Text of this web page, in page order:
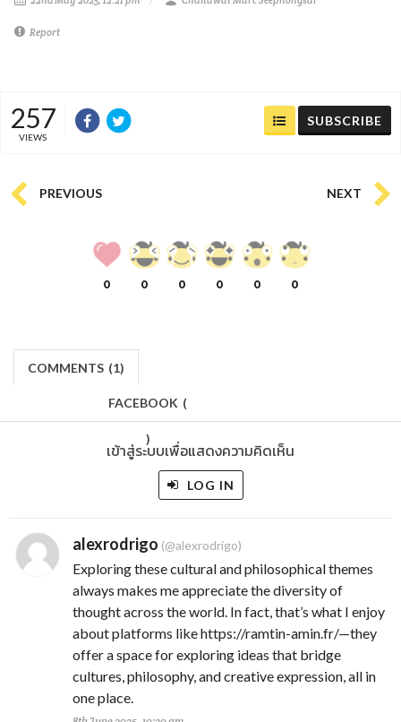
Report
257
VIEWS
SUBSCRIBE
PREVIOUS NEXT
0 0 0 0 0 0
COMMENTS (1)
FACEBOOK (
)
เข้าสู่ระบบเพื่อแสดงความคิดเห็น
LOG IN
alexrodrigo (@alexrodrigo)
Exploring these cultural and philosophical themes
always makes me appreciate the diversity of
thought across the world. In fact, that’s what I enjoy
about platforms like https://ramtin-amin.fr/—they
offer a space for exploring ideas that bridge
cultures, philosophy, and creative expression, all in
one place.